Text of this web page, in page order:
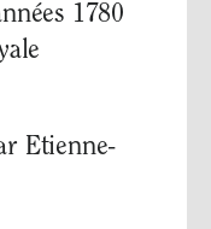
1780
Etienne-